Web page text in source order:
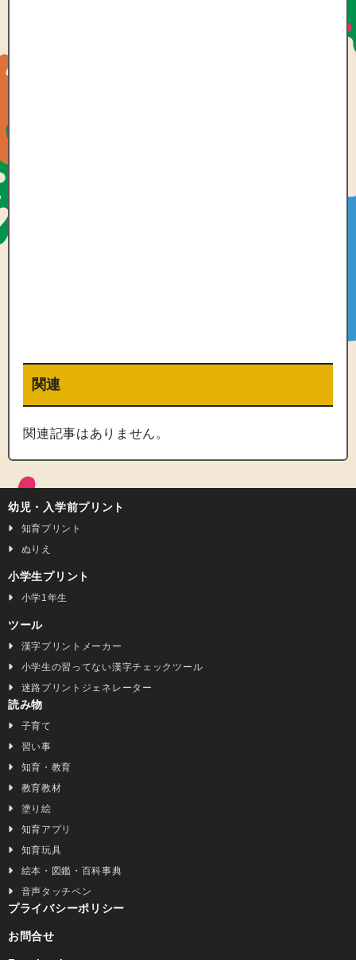
関連
関連記事はありません。
幼児・入学前プリント
知育プリント
ぬりえ
小学生プリント
小学1年生
ツール
漢字プリントメーカー
小学生の習ってない漢字チェックツール
迷路プリントジェネレーター
読み物
子育て
習い事
知育・教育
教育教材
塗り絵
知育アプリ
知育玩具
絵本・図鑑・百科事典
音声タッチペン
プライバシーポリシー
お問合せ